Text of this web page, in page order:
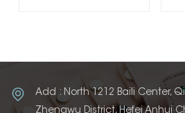
Add : North 1212 Baili Center,
Zhengwu District, Hefei Anhui